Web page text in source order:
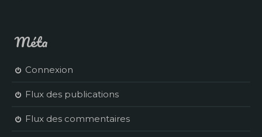
Méta
Connexion
Flux des publications
Flux des commentaires